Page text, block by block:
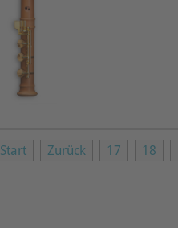
Start Zurück 17 18